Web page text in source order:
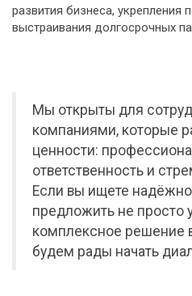
развития бизнеса, укрепления
выстраивания долгосрочных
Мы открыты для
компаниями, которые
ценности:
ответственность и
Если вы ищете
предложить не просто
комплексное решение
будем рады начать